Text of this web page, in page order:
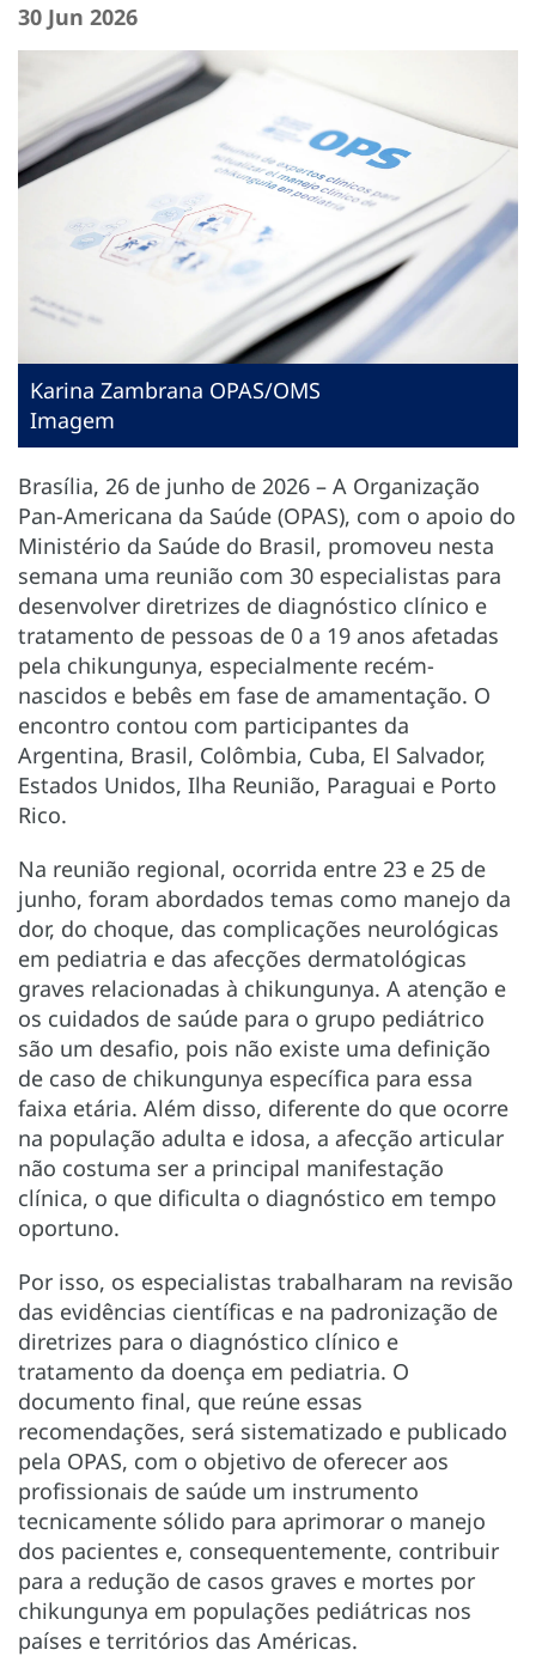
30 Jun 2026
Karina Zambrana OPAS/OMS
Imagem
Brasília, 26 de junho de 2026 – A Organização
Pan-Americana da Saúde (OPAS), com o apoio do
Ministério da Saúde do Brasil, promoveu nesta
semana uma reunião com 30 especialistas para
desenvolver diretrizes de diagnóstico clínico e
tratamento de pessoas de 0 a 19 anos afetadas
pela chikungunya, especialmente recém-
nascidos e bebês em fase de amamentação. O
encontro contou com participantes da
Argentina, Brasil, Colômbia, Cuba, El Salvador,
Estados Unidos, Ilha Reunião, Paraguai e Porto
Rico.
Na reunião regional, ocorrida entre 23 e 25 de
junho, foram abordados temas como manejo da
dor, do choque, das complicações neurológicas
em pediatria e das afecções dermatológicas
graves relacionadas à chikungunya. A atenção e
os cuidados de saúde para o grupo pediátrico
são um desafio, pois não existe uma definição
de caso de chikungunya específica para essa
faixa etária. Além disso, diferente do que ocorre
na população adulta e idosa, a afecção articular
não costuma ser a principal manifestação
clínica, o que dificulta o diagnóstico em tempo
oportuno.
Por isso, os especialistas trabalharam na revisão
das evidências científicas e na padronização de
diretrizes para o diagnóstico clínico e
tratamento da doença em pediatria. O
documento final, que reúne essas
recomendações, será sistematizado e publicado
pela OPAS, com o objetivo de oferecer aos
profissionais de saúde um instrumento
tecnicamente sólido para aprimorar o manejo
dos pacientes e, consequentemente, contribuir
para a redução de casos graves e mortes por
chikungunya em populações pediátricas nos
países e territórios das Américas.